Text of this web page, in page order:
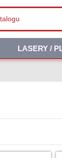
LASERY /